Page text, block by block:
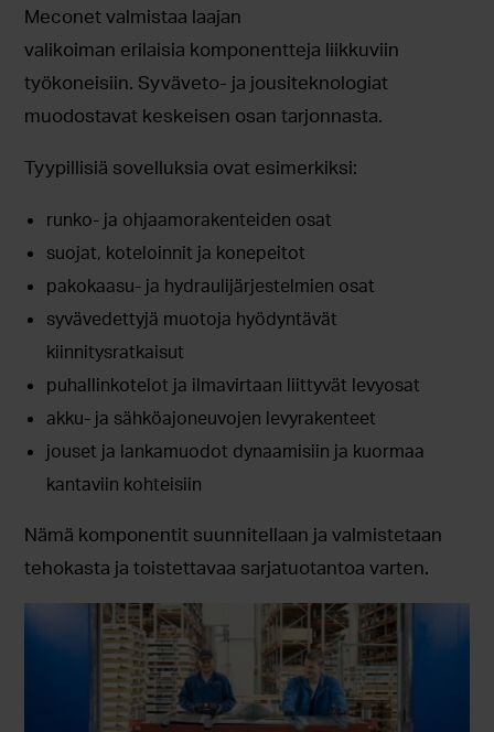
Meconet valmistaa laajan
valikoiman erilaisia komponentteja liikkuviin
työkoneisiin. Syväveto- ja jousiteknologiat
muodostavat keskeisen osan tarjonnasta.
Tyypillisiä sovelluksia ovat esimerkiksi:
runko- ja ohjaamorakenteiden osat
suojat, koteloinnit ja konepeitot
pakokaasu- ja hydraulijärjestelmien osat
syvävedettyjä muotoja hyödyntävät
kiinnitysratkaisut
puhallinkotelot ja ilmavirtaan liittyvät levyosat
akku- ja sähköajoneuvojen levyrakenteet
jouset ja lankamuodot dynaamisiin ja kuormaa
kantaviin kohteisiin
Nämä komponentit suunnitellaan ja valmistetaan
tehokasta ja toistettavaa sarjatuotantoa varten.